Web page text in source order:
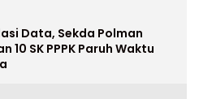
Data, Sekda Polman
10 SK PPPK Paruh Waktu